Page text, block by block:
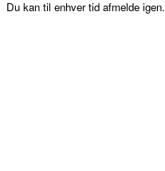
Du kan til enhver tid afmelde igen.